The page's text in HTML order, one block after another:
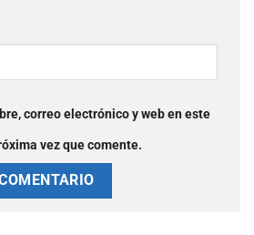
correo electrónico y web en este
vez que comente.